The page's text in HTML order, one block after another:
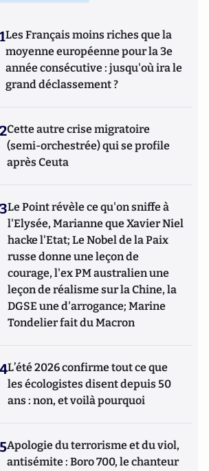
1Les Français moins riches que la
moyenne européenne pour la 3e
année consécutive : jusqu'où ira le
grand déclassement ?
2Cette autre crise migratoire
(semi-orchestrée) qui se profile
après Ceuta
3Le Point révèle ce qu'on sniffe à
l'Elysée, Marianne que Xavier Niel
hacke l'Etat; Le Nobel de la Paix
russe donne une leçon de
courage, l'ex PM australien une
leçon de réalisme sur la Chine, la
DGSE une d'arrogance; Marine
Tondelier fait du Macron
4L’été 2026 confirme tout ce que
les écologistes disent depuis 50
ans : non, et voilà pourquoi
5Apologie du terrorisme et du viol,
antisémite : Boro 700, le chanteur